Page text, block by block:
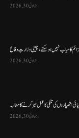
جولائی 30, 2026
کامیاب نہیں ہو سکتے ، چینی وزارتِ دفاع
جولائی 30, 2026
کی تلفی کا عمل تیز کرنے کا مطالبہ
جولائی 30, 2026